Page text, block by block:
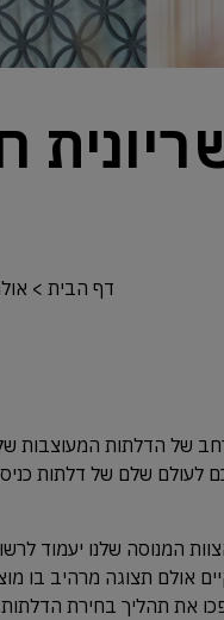
דף הבית >
של הדלתות המעוצבות
לעולם שלם של דלתות
בחולון פועל בענף הדלתות כ- 40
אולם תצוגה מרהיב בו
את תהליך בחירת